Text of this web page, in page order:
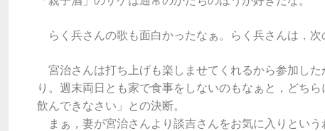
らく兵さんの歌も面白かったなぁ。らく兵さんは，次
宮治さんは打ち上げも楽しませてくれるから参加し
り。週末両日とも家で食事をしないのもなぁと，どち
飲んできなさい」との決断。
まぁ，妻が宮治さんより談吉さんをお気に入りという